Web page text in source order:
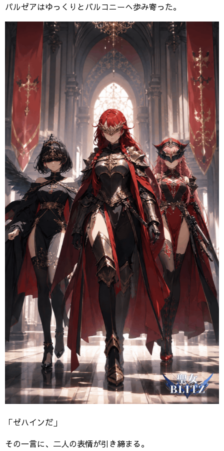
パルゼアはゆっくりとバルコニーへ歩み寄った。
「ゼハインだ」
その一言に、二人の表情が引き締まる。